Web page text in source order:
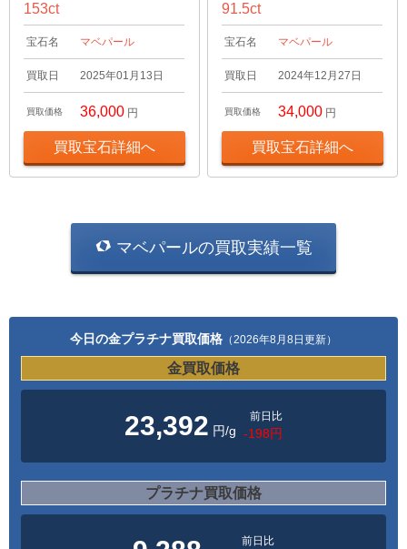
153ct
宝石名 マベパール
買取日 2025年01月13日
買取価格 36,000 円
買取宝石詳細へ
91.5ct
宝石名 マベパール
買取日 2024年12月27日
買取価格 34,000 円
買取宝石詳細へ
マベパールの買取実績一覧
今日の金プラチナ買取価格 （2026年8月8日更新）
金買取価格
23,392 円/g
前日比
-198円
プラチナ買取価格
前日比